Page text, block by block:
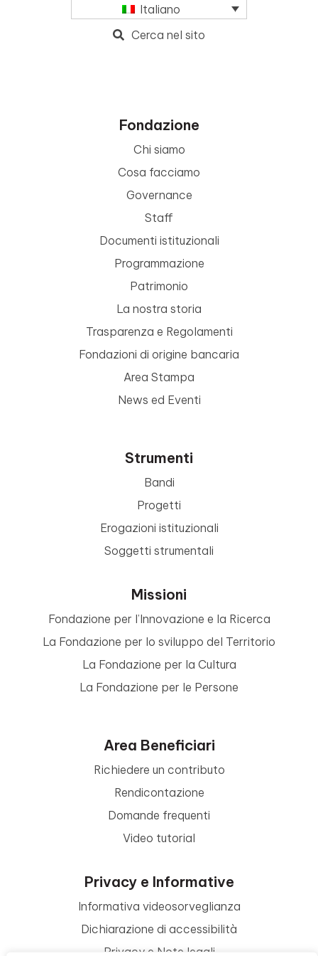
Italiano
Cerca nel sito
Fondazione
Chi siamo
Cosa facciamo
Governance
Staff
Documenti istituzionali
Programmazione
Patrimonio
La nostra storia
Trasparenza e Regolamenti
Fondazioni di origine bancaria
Area Stampa
News ed Eventi
Strumenti
Bandi
Progetti
Erogazioni istituzionali
Soggetti strumentali
Missioni
Fondazione per l’Innovazione e la Ricerca
La Fondazione per lo sviluppo del Territorio
La Fondazione per la Cultura
La Fondazione per le Persone
Area Beneficiari
Richiedere un contributo
Rendicontazione
Domande frequenti
Video tutorial
Privacy e Informative
Informativa videosorveglianza
Dichiarazione di accessibilità
Privacy e Note legali